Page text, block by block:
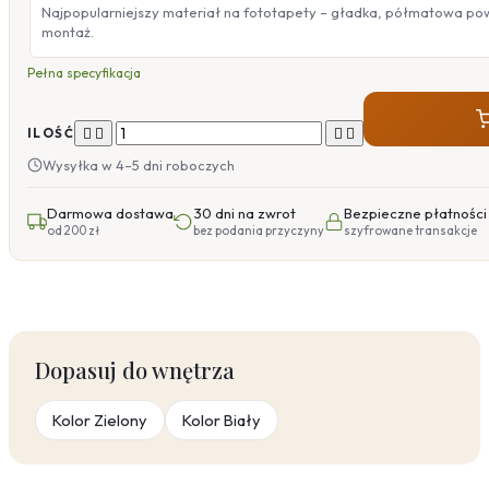
Najpopularniejszy materiał na fototapety – gładka, półmatowa
montaż.
Pełna specyfikacja
ILOŚĆ    
Wysyłka w 4–5 dni roboczych
Darmowa dostawa
od 200 zł
30 dni na zwrot
bez podania przyczyny
Bezpieczne płatności
szyfrowane transakcje
Dopasuj do wnętrza
Kolor Zielony Kolor Biały